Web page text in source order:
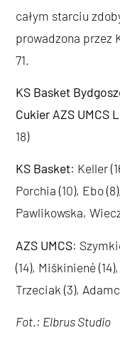
całym starciu
prowadzona przez
71.
KS Basket
Cukier AZS UMCS
18)
KS Basket: Keller
Porchia (10), Ebo
Pawlikowska,
AZS UMCS:
(14), Miškinienė
Trzeciak (3),
Fot.: Elbrus Studio